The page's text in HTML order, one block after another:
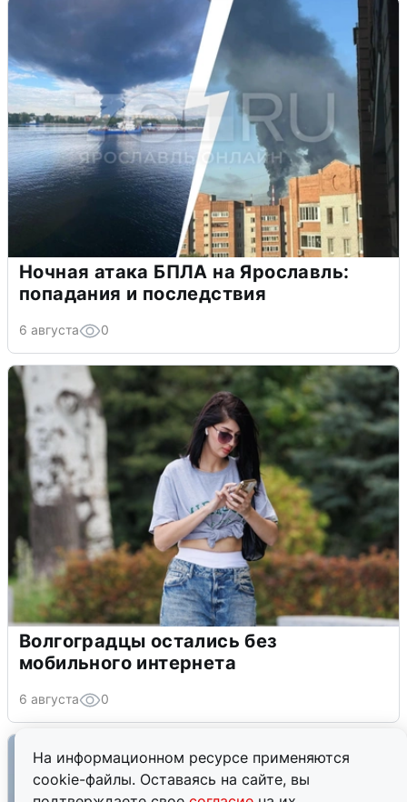
На информационном ресурсе применяются
cookie-файлы. Оставаясь на сайте, вы
Ночная атака БПЛА на Ярославль:
попадания и последствия
6 августа 0
Волгоградцы остались без
мобильного интернета
6 августа 0